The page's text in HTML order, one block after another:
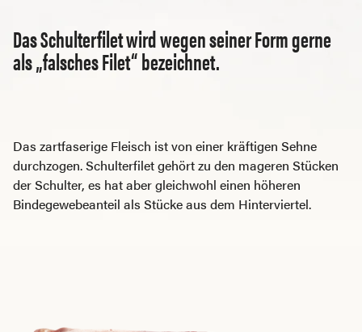
Das Schulterfilet wird wegen seiner Form gerne
als „falsches Filet“ bezeichnet.
Das zartfaserige Fleisch ist von einer kräftigen Sehne
durchzogen. Schulterfilet gehört zu den mageren Stücken
der Schulter, es hat aber gleichwohl einen höheren
Bindegewebeanteil als Stücke aus dem Hinterviertel.